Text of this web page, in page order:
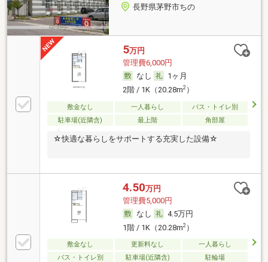
長野県茅野市ちの
5万円
管理費6,000円
なし
1ヶ月
2階 / 1K（20.28m2）
敷金なし 一人暮らし
バス・トイレ別
駐車場(近隣含)
最上階 角部屋
☆快適な暮らしをサポートする充実した設備☆
4.50万円
管理費5,000円
なし
4.5万円
1階 / 1K（20.28m2）
敷金なし 更新料なし
一人暮らし
バス・トイレ別
駐車場(近隣含) 駐輪場